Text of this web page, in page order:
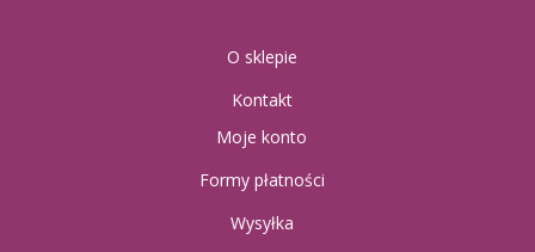
O sklepie
Kontakt
Moje konto
Formy płatności
Wysyłka